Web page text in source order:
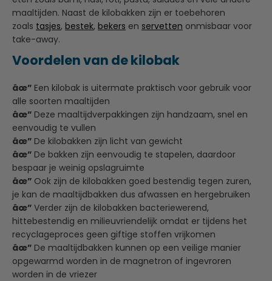
maaltijden. Naast de kilobakken zijn er toebehoren
zoals tasjes, bestek, bekers en servetten onmisbaar voor
take-away.
Voordelen van de kilobak
âœ” Een kilobak is uitermate praktisch voor gebruik voor
alle soorten maaltijden
âœ” Deze maaltijdverpakkingen zijn handzaam, snel en
eenvoudig te vullen
âœ” De kilobakken zijn licht van gewicht
âœ” De bakken zijn eenvoudig te stapelen, daardoor
bespaar je weinig opslagruimte
âœ” Ook zijn de kilobakken goed bestendig tegen zuren,
je kan de maaltijdbakken dus afwassen en hergebruiken
âœ” Verder zijn de kilobakken bacteriewerend,
hittebestendig en milieuvriendelijk omdat er tijdens het
recyclageproces geen giftige stoffen vrijkomen
âœ” De maaltijdbakken kunnen op een veilige manier
opgewarmd worden in de magnetron of ingevroren
worden in de vriezer